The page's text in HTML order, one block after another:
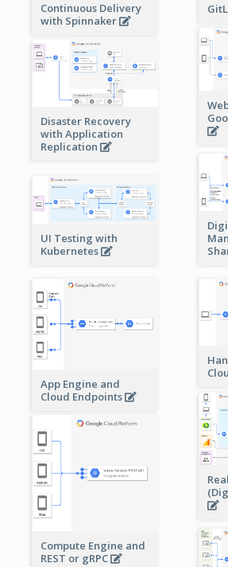
Continuous Delivery
with Spinnaker
Disaster Recovery
with Application
Replication
UI Testing with
Kubernetes
App Engine and
Cloud Endpoints
Compute Engine and
REST or gRPC